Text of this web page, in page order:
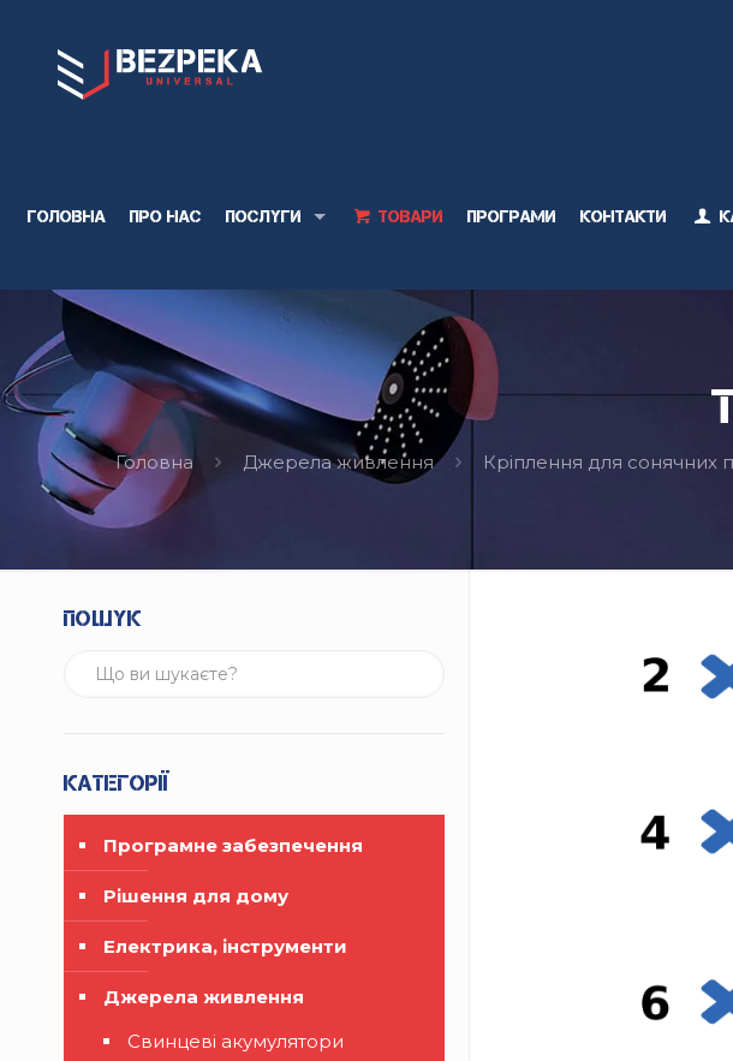
Головна Про нас Послуги Товари Програми Контакти
Головна Джерела живлення Кріплення для сонячних
Пошук
Категорії
Програмне забезпечення
Рішення для дому
Електрика, інструменти
Джерела живлення
Свинцеві акумулятори